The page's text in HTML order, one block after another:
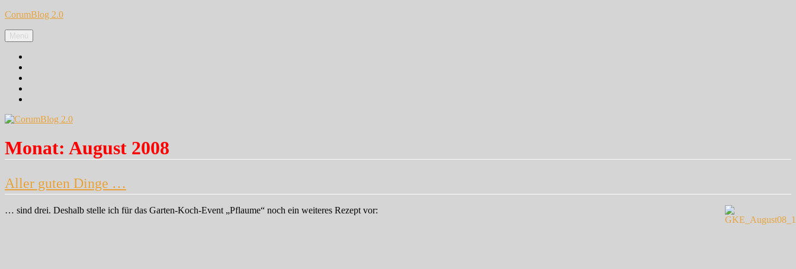
Zum
springen
CorumBlog 2.0
Menü
Monat: August 2008
Aller guten Dinge …
… sind drei. Deshalb stelle ich für das Garten-Koch-Event „Pflaume“ noch ein weiteres Rezept vor: